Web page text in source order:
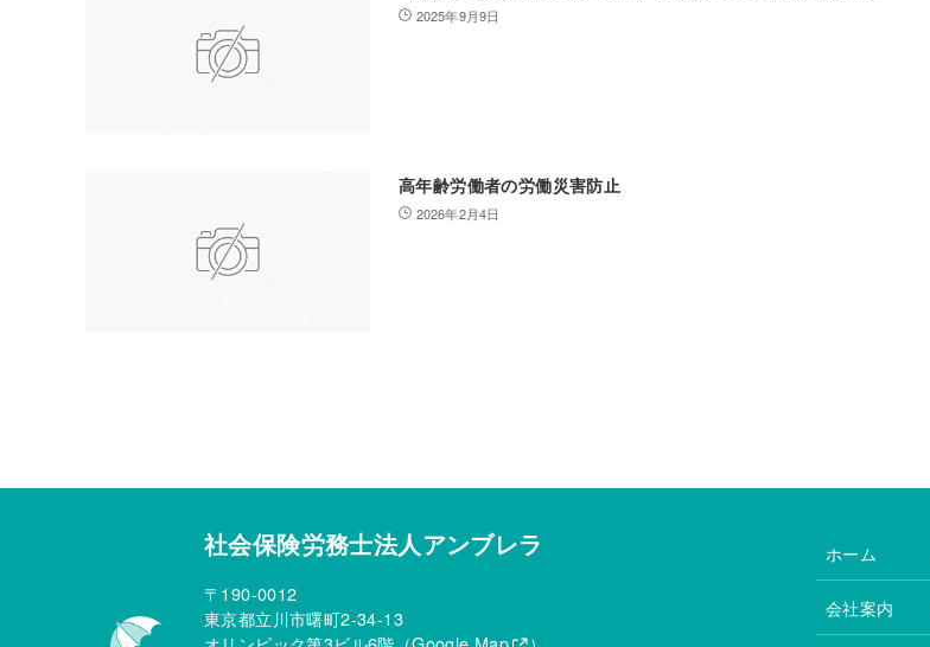
2025年9月9日
高年齢労働者の労働災害防止
2026年2月4日
社会保険労務士法人アンブレラ
〒190-0012
東京都立川市曙町2-34-13
ホーム
会社案内